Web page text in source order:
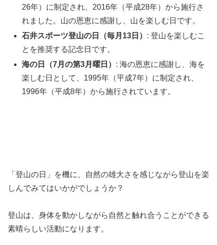
26年）に制定され、2016年（平成28年）から施行さ
れました。山の恩恵に感謝し、山を楽しむ日です。
石井スポーツ登山の日（毎月13日） : 登山を楽しむこ
とを推奨する記念日です。
海の日（7月の第3月曜日） : 海の恩恵に感謝し、海を
楽しむ日として、1995年（平成7年）に制定され、
1996年（平成8年）から施行されています。
「登山の日」を機に、自然の雄大さを感じながら登山を楽
しんでみてはいかがでしょうか？
登山は、身体を動かしながら自然と触れ合うことができる
素晴らしい活動になります。